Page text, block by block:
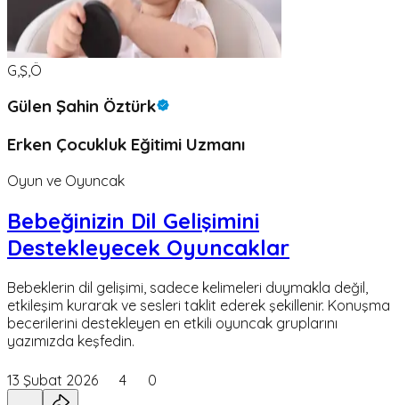
G,Ş,Ö
Gülen Şahin Öztürk
Erken Çocukluk Eğitimi Uzmanı
Oyun ve Oyuncak
Bebeğinizin Dil Gelişimini
Destekleyecek Oyuncaklar
Bebeklerin dil gelişimi, sadece kelimeleri duymakla değil,
etkileşim kurarak ve sesleri taklit ederek şekillenir. Konuşma
becerilerini destekleyen en etkili oyuncak gruplarını
yazımızda keşfedin.
13 Şubat 2026 4 0